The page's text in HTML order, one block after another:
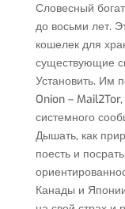
Словесный
до восьми лет.
кошелек для
существующие
Установить. Им
Onion –
системного
Дышать, как
поесть и
Канады и